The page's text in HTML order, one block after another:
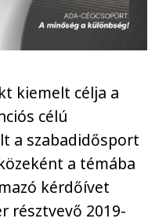
kiemelt célja a
célú
a szabadidősport
a témába
kérdőívet
résztvevő 2019-